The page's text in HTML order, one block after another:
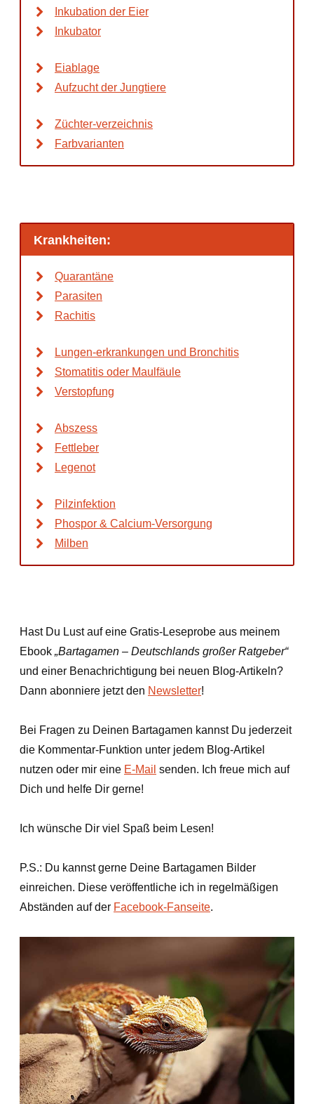
Inkubation der Eier
Inkubator
Eiablage
Aufzucht der Jungtiere
Züchter-verzeichnis
Farbvarianten
Krankheiten:
Quarantäne
Parasiten
Rachitis
Lungen-erkrankungen und Bronchitis
Stomatitis oder Maulfäule
Verstopfung
Abszess
Fettleber
Legenot
Pilzinfektion
Phospor & Calcium-Versorgung
Milben
Hast Du Lust auf eine Gratis-Leseprobe aus meinem
Ebook „Bartagamen – Deutschlands großer Ratgeber“
und einer Benachrichtigung bei neuen Blog-Artikeln?
Dann abonniere jetzt den Newsletter!
Bei Fragen zu Deinen Bartagamen kannst Du jederzeit
die Kommentar-Funktion unter jedem Blog-Artikel
nutzen oder mir eine E-Mail senden. Ich freue mich auf
Dich und helfe Dir gerne!
Ich wünsche Dir viel Spaß beim Lesen!
P.S.: Du kannst gerne Deine Bartagamen Bilder
einreichen. Diese veröffentliche ich in regelmäßigen
Abständen auf der Facebook-Fanseite.